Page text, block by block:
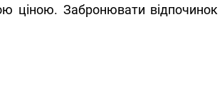
ціною. Забронювати